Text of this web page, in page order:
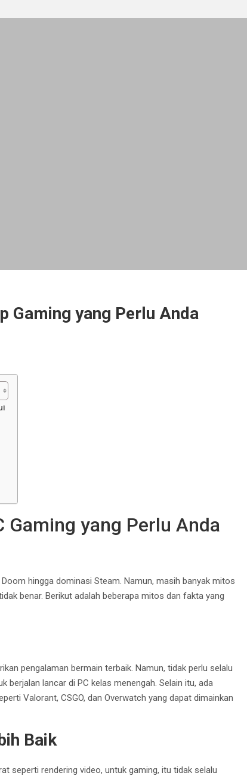
Gaming yang Perlu Anda
Gaming yang Perlu Anda
hingga dominasi Steam. Namun, masih banyak mitos
benar. Berikut adalah beberapa mitos dan fakta yang
pengalaman bermain terbaik. Namun, tidak perlu selalu
berjalan lancar di PC kelas menengah. Selain itu, ada
Valorant, CSGO, dan Overwatch yang dapat dimainkan
Baik
seperti rendering video, untuk gaming, itu tidak selalu